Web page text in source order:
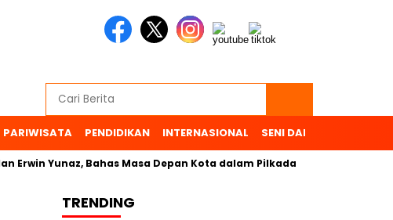
PARIWISATA PENDIDIKAN INTERNASIONAL SENI DAN BUDAYA
Yunaz, Bahas Masa Depan Kota dalam Pilkada
TRENDING